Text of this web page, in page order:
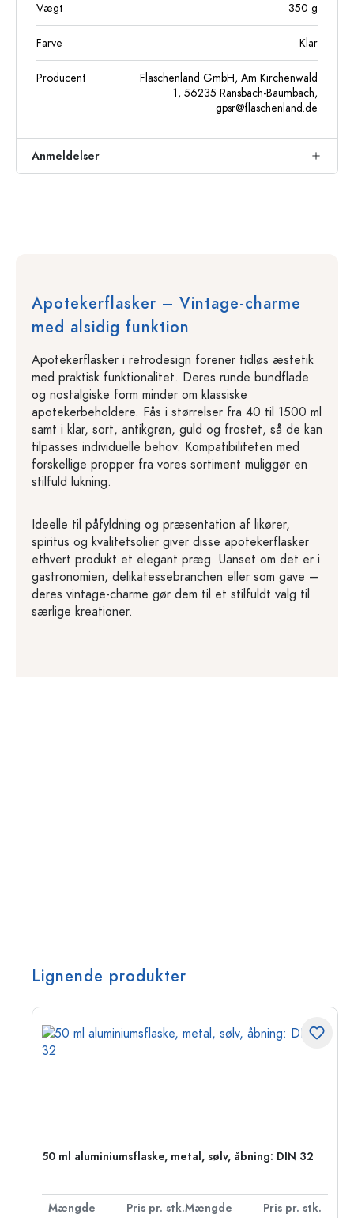
Vægt 350 g
Farve Klar
Producent
Flaschenland GmbH, Am Kirchenwald
1, 56235 Ransbach-Baumbach,
gpsr@flaschenland.de
Anmeldelser
Apotekerflasker – Vintage-charme
med alsidig funktion
Apotekerflasker i retrodesign forener tidløs æstetik
med praktisk funktionalitet. Deres runde bundflade
og nostalgiske form minder om klassiske
apotekerbeholdere. Fås i størrelser fra 40 til 1500 ml
samt i klar, sort, antikgrøn, guld og frostet, så de kan
tilpasses individuelle behov. Kompatibiliteten med
forskellige propper fra vores sortiment muliggør en
stilfuld lukning.
Ideelle til påfyldning og præsentation af likører,
spiritus og kvalitetsolier giver disse apotekerflasker
ethvert produkt et elegant præg. Uanset om det er i
gastronomien, delikatessebranchen eller som gave –
deres vintage-charme gør dem til et stilfuldt valg til
særlige kreationer.
Lignende produkter
50 ml aluminiumsflaske, metal, sølv, åbning: DIN 32
Mængde Pris pr. stk.Mængde
Pris pr. stk.